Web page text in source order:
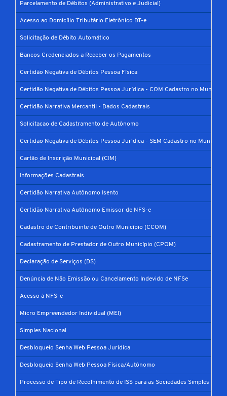
Parcelamento de Débitos (Administrativo e Judicial)
Acesso ao Domicílio Tributário Eletrônico DT-e
Solicitação de Débito Automático
Bancos Credenciados a Receber os Pagamentos
Certidão Negativa de Débitos Pessoa Física
Certidão Negativa de Débitos Pessoa Jurídica - COM Cadastro no Município
Certidão Narrativa Mercantil - Dados Cadastrais
Solicitacao de Cadastramento de Autônomo
Certidão Negativa de Débitos Pessoa Jurídica - SEM Cadastro no Município
Cartão de Inscrição Municipal (CIM)
Informações Cadastrais
Certidão Narrativa Autônomo Isento
Certidão Narrativa Autônomo Emissor de NFS-e
Cadastro de Contribuinte de Outro Município (CCOM)
Cadastramento de Prestador de Outro Município (CPOM)
Declaração de Serviços (DS)
Denúncia de Não Emissão ou Cancelamento Indevido de NFSe
Acesso à NFS-e
Micro Empreendedor Individual (MEI)
Simples Nacional
Desbloqueio Senha Web Pessoa Jurídica
Desbloqueio Senha Web Pessoa Física/Autônomo
Processo de Tipo de Recolhimento de ISS para as Sociedades Simples